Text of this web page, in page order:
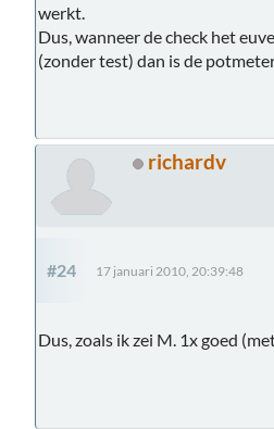
werkt.
Dus, wanneer de check het
(zonder test) dan is de
richardv
#24 17 januari 2010, 20:39:48
Dus, zoals ik zei M. 1x goed